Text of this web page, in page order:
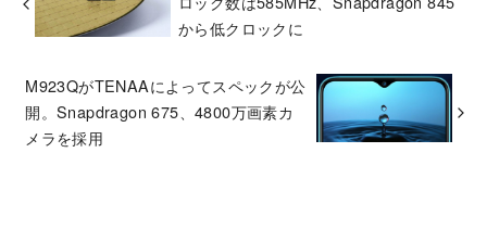
から低クロックに
M923QがTENAAによってスペックが公
開。Snapdragon 675、4800万画素カ
メラを採用